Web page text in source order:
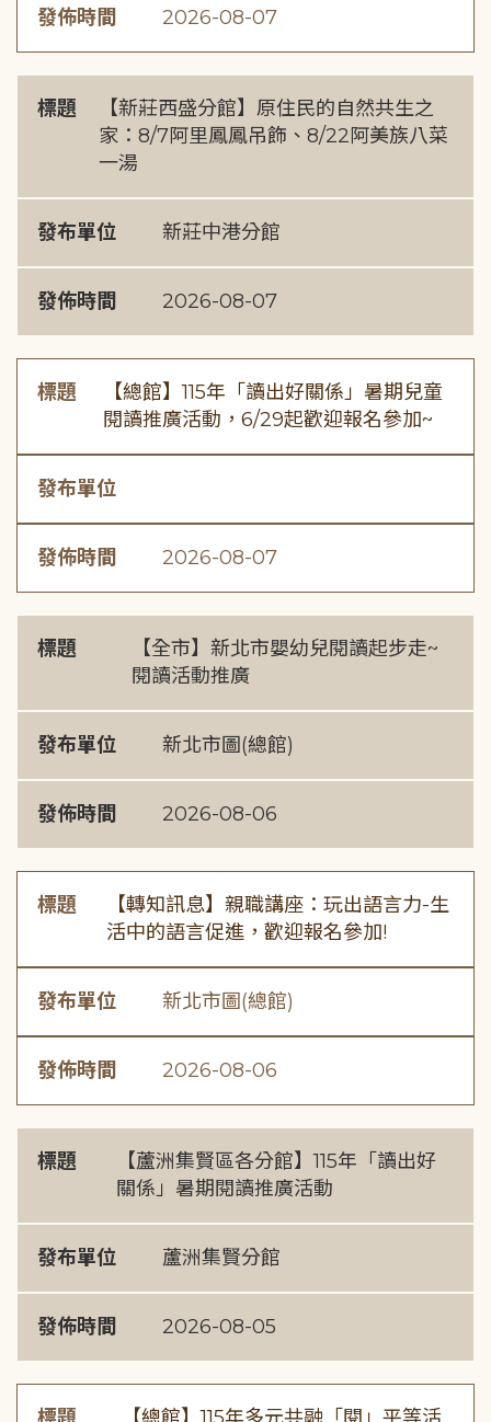
發佈時間 2026-08-07
標題
【新莊西盛分館】原住民的自然共生之
家：8/7阿里鳳鳳吊飾、8/22阿美族八菜
一湯
發布單位 新莊中港分館
發佈時間 2026-08-07
標題
【總館】115年「讀出好關係」暑期兒童
閱讀推廣活動，6/29起歡迎報名參加~
發布單位
發佈時間 2026-08-07
標題
【全市】新北市嬰幼兒閱讀起步走~
閱讀活動推廣
發布單位 新北市圖(總館)
發佈時間 2026-08-06
標題
【轉知訊息】親職講座：玩出語言力-生
活中的語言促進，歡迎報名參加!
發布單位 新北市圖(總館)
發佈時間 2026-08-06
標題
【蘆洲集賢區各分館】115年「讀出好
關係」暑期閱讀推廣活動
發布單位 蘆洲集賢分館
發佈時間 2026-08-05